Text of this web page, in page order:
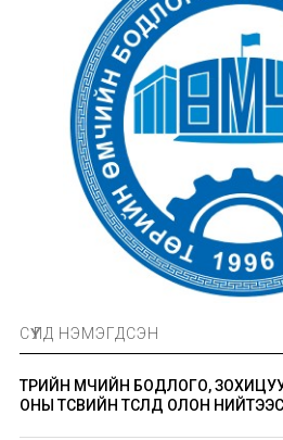
СҮҮЛД НЭМЭГДСЭН
ТӨРИЙН ӨМЧИЙН БОДЛОГО,
ОНЫ ТӨСВИЙН ТӨСӨЛД ОЛОН